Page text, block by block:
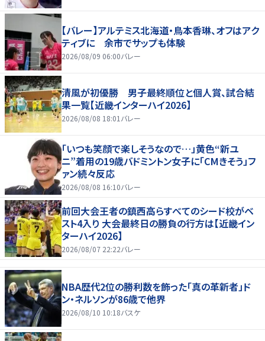
【バレー】アルテミス北海道・鳥本香琳、オフはアク
ティブに 余市でサップも体験
2026/08/09 06:00バレー
清風が初優勝 男子最終順位と個人賞、試合結
果一覧【近畿インターハイ2026】
2026/08/08 18:01 バレー
「いつも笑顔で楽しそうなので…」黄色“新ユ
ニ”着用の19歳バドミントン女子に「CMきそう」フ
ァン続々反応
2026/08/08 16:10バレー
前回大会王者の鎮西高らすべてのシード校がベ
スト4入り 大会最終日の勝負の行方は【近畿イン
ターハイ2026】
2026/08/07 22:22バレー
NBA歴代2位の勝利数を飾った「真の革新者」ド
ン・ネルソンが86歳で他界
2026/08/10 10:18バスケ